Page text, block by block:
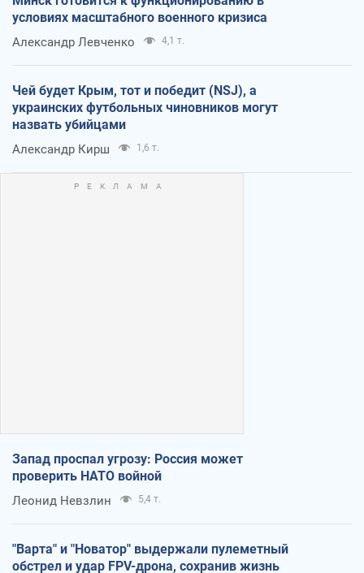
условиях масштабного военного кризиса
Александр Левченко 4,1 т.
Чей будет Крым, тот и победит (NSJ), а
украинских футбольных чиновников могут
назвать убийцами
Александр Кирш 1,6 т.
Запад проспал угрозу: Россия может
проверить НАТО войной
Леонид Невзлин 5,4 т.
"Варта" и "Новатор" выдержали пулеметный
обстрел и удар FPV-дрона, сохранив жизнь